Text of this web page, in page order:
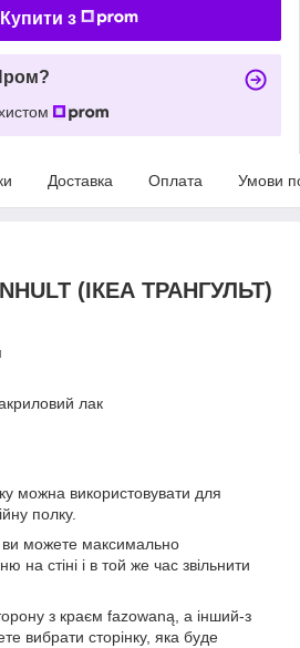
Купити з
Доставка Оплата Умови
(ІКЕА ТРАНГУЛЬТ)
лак
можна використовувати для
полку.
ви можете максимально
на стіні і в той же час звільнити
з краєм fazowaną, а інший-з
вибрати сторінку, яка буде